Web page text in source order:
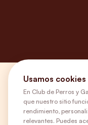
Usamos
En Club de Perros y
que nuestro sitio
rendimiento,
relevantes. Puedes